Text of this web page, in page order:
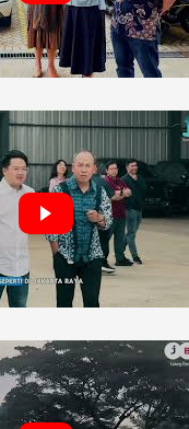
Resmi Dibuka!
Perdana 11
Lokasi Baru JBA